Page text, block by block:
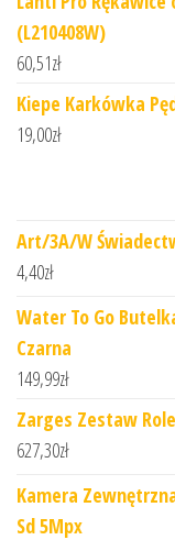
(L210408W)
60,51zł
Kiepe Karkówka
19,00zł
Art/3A/W
4,40zł
Water To Go
Czarna
149,99zł
Zarges Zestaw
627,30zł
Kamera
Sd 5Mpx